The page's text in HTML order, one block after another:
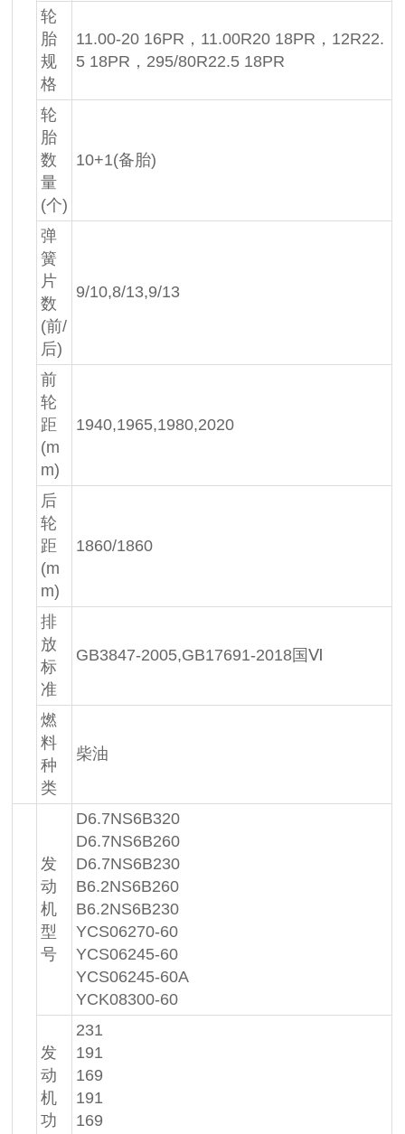
轮
胎
规
格
11.00-20 16PR，11.00R20 18PR，12R22.
5 18PR，295/80R22.5 18PR
轮
胎
数
量
(个)
10+1(备胎)
弹
簧
片
数
(前/
后)
9/10,8/13,9/13
前
轮
距
(m
m)
1940,1965,1980,2020
后
轮
距
(m
m)
1860/1860
排
放
标
准
GB3847-2005,GB17691-2018国Ⅵ
燃
料
种
类
柴油
发
动
机
型
号
D6.7NS6B320
D6.7NS6B260
D6.7NS6B230
B6.2NS6B260
B6.2NS6B230
YCS06270-60
YCS06245-60
YCS06245-60A
YCK08300-60
发
动
机
功
231
191
169
191
169